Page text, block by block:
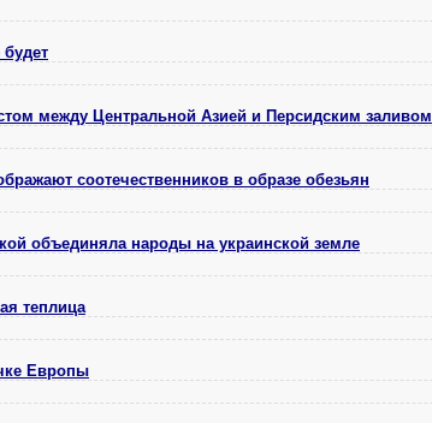
между Центральной Азией и Персидским заливом
соотечественников в образе обезьян
объединяла народы на украинской земле
теплица
Европы